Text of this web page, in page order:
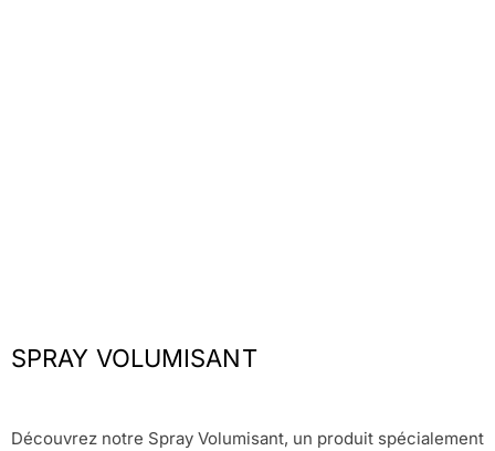
SPRAY VOLUMISANT
Découvrez notre Spray Volumisant, un produit spécialement